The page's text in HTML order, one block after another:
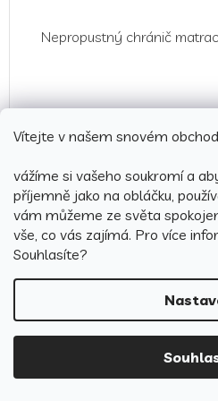
Vítejte v našem snovém
vážíme si vašeho soukromí a
příjemně jako na obláčku,
vám můžeme ze světa
vše, co vás zajímá. Pro více
Souhlasíte?
Nepropustný chránič
Průměrné
produktu
5,0
z
5
hvězdiček.
439 Kč
EXTRA Sleva 10 %
s kódem:
CHRANIC10